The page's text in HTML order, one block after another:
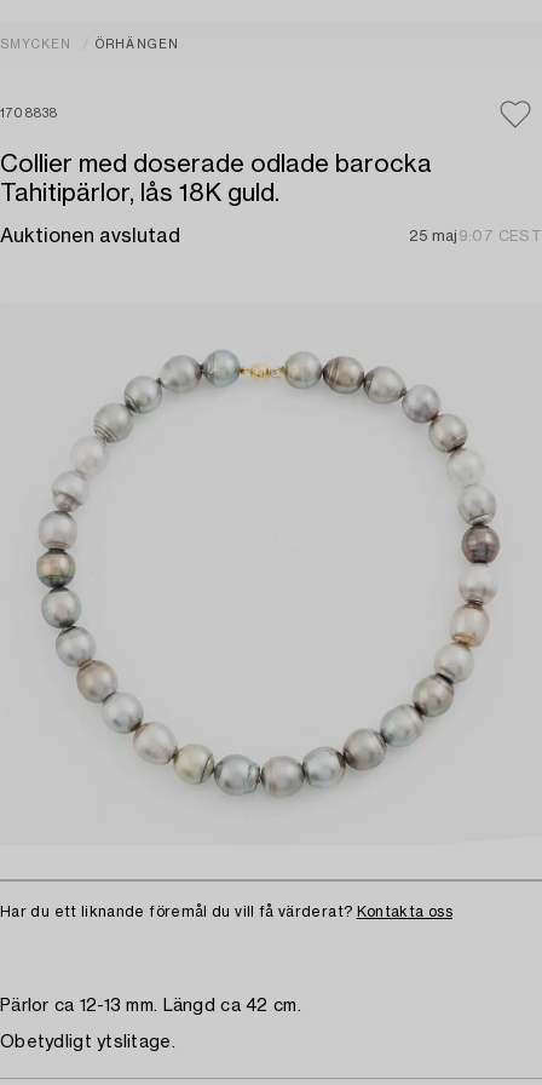
SMYCKEN ÖRHÄNGEN
1708838
Collier med doserade odlade barocka
Tahitipärlor, lås 18K guld.
Auktionen avslutad 25 maj 9:07 CEST
Har du ett liknande föremål du vill få värderat? Kontakta oss
Pärlor ca 12-13 mm. Längd ca 42 cm.
Obetydligt ytslitage.